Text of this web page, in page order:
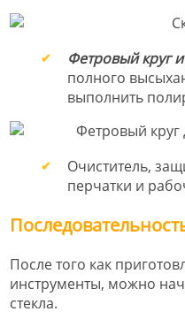
Фетровый круг
полного
выполнить
Очиститель,
перчатки и
После того как
инструменты, можно
стекла.